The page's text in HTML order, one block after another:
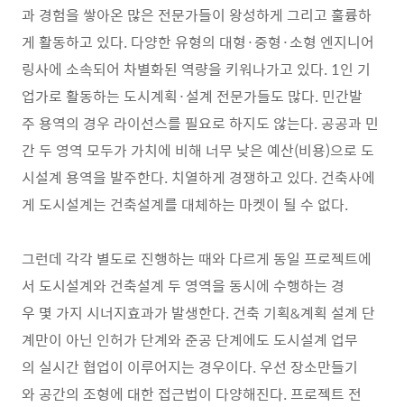
과 경험을 쌓아온 많은 전문가들이 왕성하게 그리고 훌륭하
게 활동하고 있다. 다양한 유형의 대형·중형·소형 엔지니어
링사에 소속되어 차별화된 역량을 키워나가고 있다. 1인 기
업가로 활동하는 도시계획·설계 전문가들도 많다. 민간발
주 용역의 경우 라이선스를 필요로 하지도 않는다. 공공과 민
간 두 영역 모두가 가치에 비해 너무 낮은 예산(비용)으로 도
시설계 용역을 발주한다. 치열하게 경쟁하고 있다. 건축사에
게 도시설계는 건축설계를 대체하는 마켓이 될 수 없다.
그런데 각각 별도로 진행하는 때와 다르게 동일 프로젝트에
서 도시설계와 건축설계 두 영역을 동시에 수행하는 경
우 몇 가지 시너지효과가 발생한다. 건축 기획&계획 설계 단
계만이 아닌 인허가 단계와 준공 단계에도 도시설계 업무
의 실시간 협업이 이루어지는 경우이다. 우선 장소만들기
와 공간의 조형에 대한 접근법이 다양해진다. 프로젝트 전